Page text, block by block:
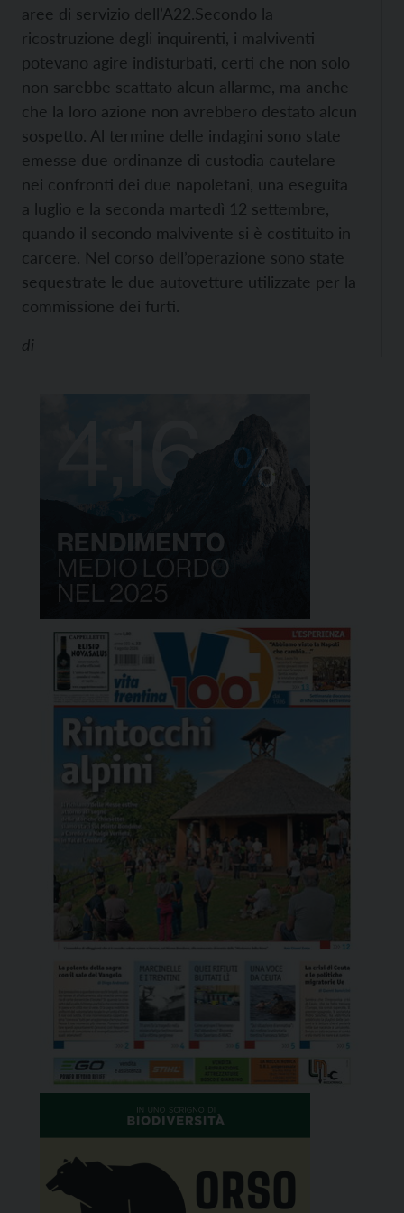
aree di servizio dell’A22.Secondo la
ricostruzione degli inquirenti, i malviventi
potevano agire indisturbati, certi che non solo
non sarebbe scattato alcun allarme, ma anche
che la loro azione non avrebbero destato alcun
sospetto. Al termine delle indagini sono state
emesse due ordinanze di custodia cautelare
nei confronti dei due napoletani, una eseguita
a luglio e la seconda martedì 12 settembre,
quando il secondo malvivente si è costituito in
carcere. Nel corso dell’operazione sono state
sequestrate le due autovetture utilizzate per la
commissione dei furti.
di